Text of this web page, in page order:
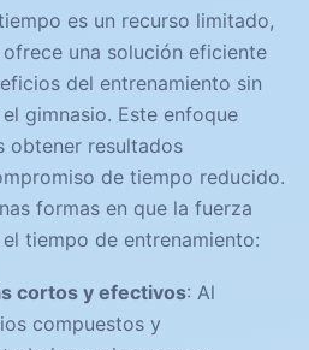
es un recurso limitado,
una solución eficiente
del entrenamiento sin
gimnasio. Este enfoque
obtener resultados
de tiempo reducido.
formas en que la fuerza
tiempo de entrenamiento:
cortos y efectivos: Al
compuestos y